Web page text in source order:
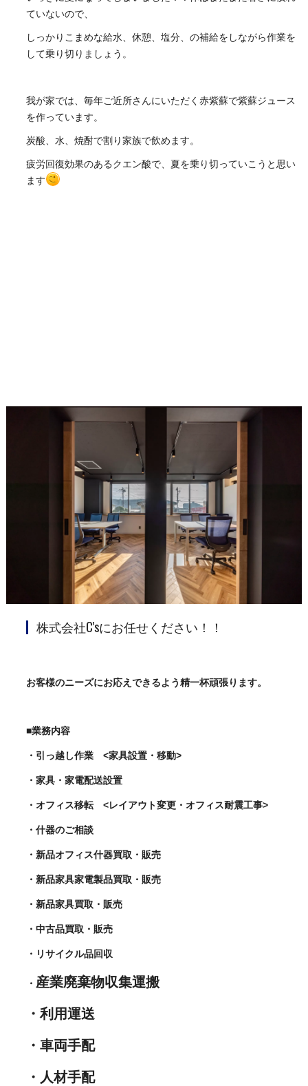
ていないので、
しっかりこまめな給水、休憩、塩分、の補給をしながら作業を
して乗り切りましょう。
我が家では、毎年ご近所さんにいただく赤紫蘇で紫蘇ジュース
を作っています。
炭酸、水、焼酎で割り家族で飲めます。
疲労回復効果のあるクエン酸で、夏を乗り切っていこうと思い
ます
株式会社C'sにお任せください！！
お客様のニーズにお応えできるよう精一杯頑張ります。
■業務内容
・引っ越し作業 <家具設置・移動>
・家具・家電配送設置
・オフィス移転 <レイアウト変更・オフィス耐震工事>
・什器のご相談
・新品オフィス什器買取・販売
・新品家具家電製品買取・販売
・新品家具買取・販売
・中古品買取・販売
・リサイクル品回収
・ 産業廃棄物収集運搬
・利用運送
・車両手配
・人材手配